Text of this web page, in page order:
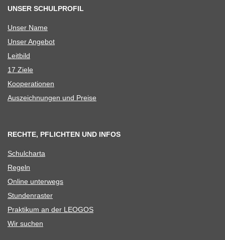
UNSER SCHULPROFIL
Unser Name
Unser Ange­bot
Leit­bild
17 Ziele
Koope­ra­tio­nen
Aus­zeich­nun­gen und Preise
RECHTE, PFLICHTEN UND INFOS
Schul­charta
Regeln
Online unter­wegs
Stun­den­ras­ter
Prak­ti­kum an der LEOGOS
Wir suchen